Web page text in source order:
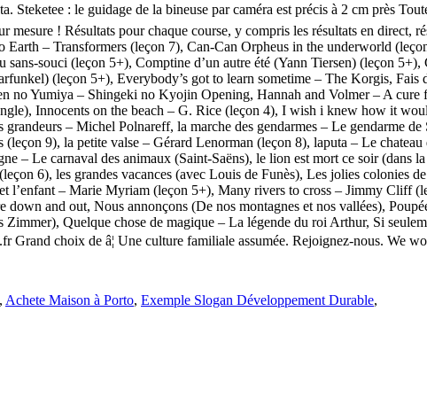
: le guidage de la bineuse par caméra est précis à 2 cm près Toute
! Résultats pour chaque course, y compris les résultats en direct,
– Transformers (leçon 7), Can-Can Orpheus in the underworld
sans-souci (leçon 5+), Comptine d’un autre été (Yann Tiersen) (leçon
(leçon 5+), Everybody’s got to learn sometime – The Korgis, Fais
no Yumiya – Shingeki no Kyojin Opening, Hannah and Volmer – A
Innocents on the beach – G. Rice (leçon 4), I wish i knew how it
– Michel Polnareff, la marche des gendarmes – Le gendarme
9), la petite valse – Gérard Lenorman (leçon 8), laputa – Le
– Le carnaval des animaux (Saint-Saëns), le lion est mort ce soir (dans
6), les grandes vacances (avec Louis de Funès), Les jolies colonies
l’enfant – Marie Myriam (leçon 5+), Many rivers to cross – Jimmy Cliff
and out, Nous annonçons (De nos montagnes et nos vallées),
Quelque chose de magique – La légende du roi Arthur, Si
choix de â¦ Une culture familiale assumée. Rejoignez-nous. We
, Achete Maison à Porto, Exemple Slogan Développement Durable,